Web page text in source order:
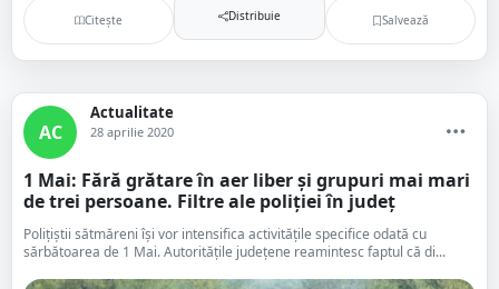
Citește Distribuie Salvează
AC
Actualitate
28 aprilie 2020
1 Mai: Fără grătare în aer liber și grupuri mai mari
de trei persoane. Filtre ale poliției în județ
Polițiștii sătmăreni își vor intensifica activitățile specifice odată cu
sărbătoarea de 1 Mai. Autoritățile județene reamintesc faptul că di...